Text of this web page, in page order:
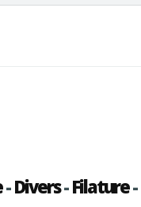
-Divers-Filature-